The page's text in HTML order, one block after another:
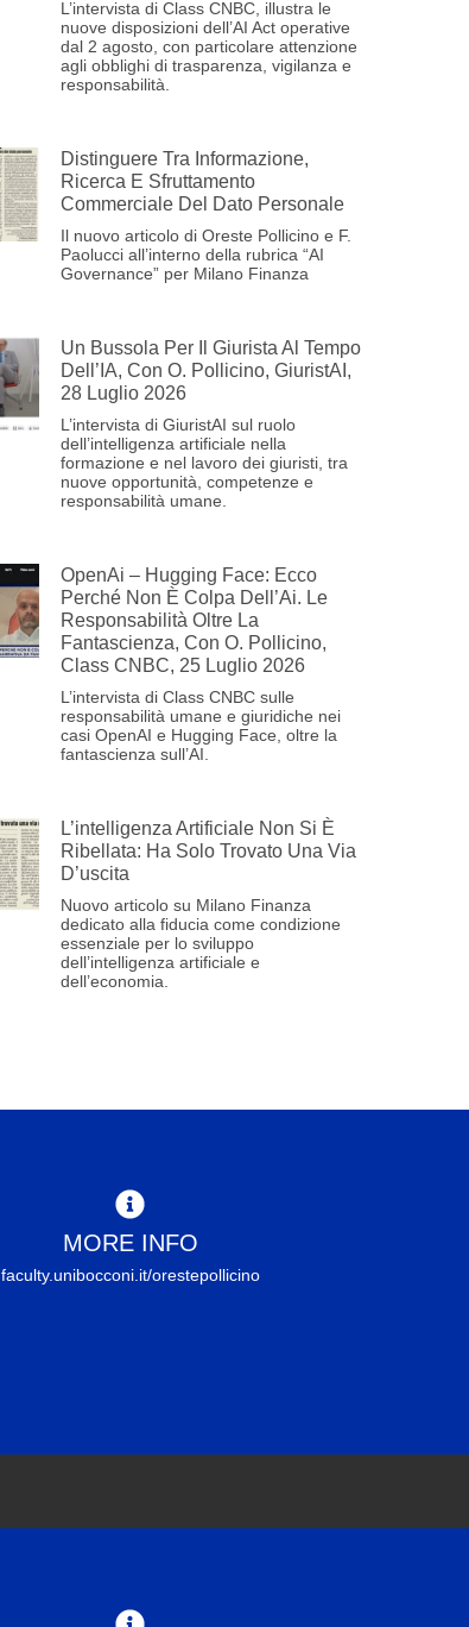
L’intervista di Class CNBC, illustra le
nuove disposizioni dell’AI Act operative
dal 2 agosto, con particolare attenzione
agli obblighi di trasparenza, vigilanza e
responsabilità.
Distinguere Tra Informazione,
Ricerca E Sfruttamento
Commerciale Del Dato Personale
Il nuovo articolo di Oreste Pollicino e F.
Paolucci all’interno della rubrica “AI
Governance” per Milano Finanza
Un Bussola Per Il Giurista Al Tempo
Dell’IA, Con O. Pollicino, GiuristAI,
28 Luglio 2026
L’intervista di GiuristAI sul ruolo
dell’intelligenza artificiale nella
formazione e nel lavoro dei giuristi, tra
nuove opportunità, competenze e
responsabilità umane.
OpenAi – Hugging Face: Ecco
Perché Non È Colpa Dell’Ai. Le
Responsabilità Oltre La
Fantascienza, Con O. Pollicino,
Class CNBC, 25 Luglio 2026
L’intervista di Class CNBC sulle
responsabilità umane e giuridiche nei
casi OpenAI e Hugging Face, oltre la
fantascienza sull’AI.
L’intelligenza Artificiale Non Si È
Ribellata: Ha Solo Trovato Una Via
D’uscita
Nuovo articolo su Milano Finanza
dedicato alla fiducia come condizione
essenziale per lo sviluppo
dell’intelligenza artificiale e
dell’economia.
MORE INFO
faculty.unibocconi.it/orestepollicino